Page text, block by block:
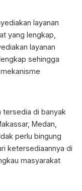
layanan
yang lengkap,
layanan
sehingga
di banyak
Medan,
perlu bingung
ketersediaannya di
masyarakat